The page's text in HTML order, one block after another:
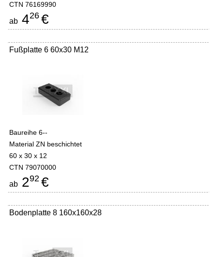
CTN 76169990
ab 426 €
Fußplatte 6 60x30 M12
Baureihe 6--
Material ZN beschichtet
60 x 30 x 12
CTN 79070000
ab 292 €
Bodenplatte 8 160x160x28